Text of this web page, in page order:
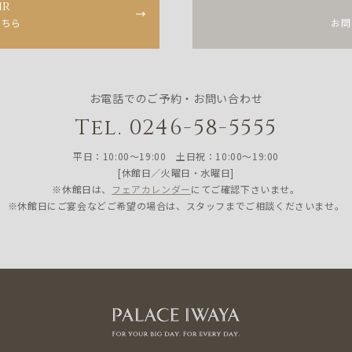
ら お
お電話でのご予約・お問い合わせ
Tel. 0246-58-5555
平日：10:00〜19:00 土日祝：10:00〜19:00
[休館日／火曜日・水曜日]
※休館日は、 フェアカレンダーにてご確認下さいませ。
※休館日にご宴会などご希望の場合は、スタッフまでご相談くださいませ。